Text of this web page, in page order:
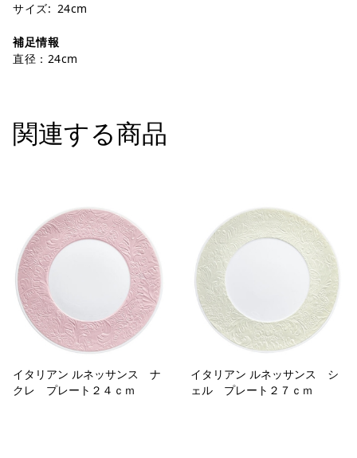
サイズ: 24cm
補足情報
直径：24cm
関連する商品
イタリアン ルネッサンス ナ
クレ プレート２４ｃｍ
イタリアン ルネッサンス シ
ェル プレート２７ｃｍ